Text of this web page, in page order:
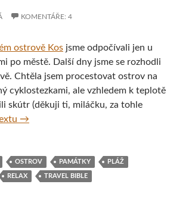
KOMENTÁŘE: 4
ostrově Kos jsme odpočívali jen u
po městě. Další dny jsme se rozhodli
Chtěla jsem procestovat ostrov na
cyklostezkami, ale vzhledem k teplotě
skútr (děkuji ti, miláčku, za tohle
Jak nejlépe procestovat řecký ostrov Kos?
→
OSTROV PAMÁTKY PLÁŽ
RELAX TRAVEL BIBLE